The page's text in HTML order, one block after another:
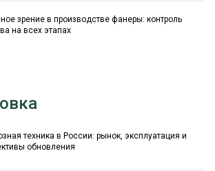
зрение в производстве фанеры: контроль
на всех этапах
техника в России: рынок, эксплуатация и
обновления